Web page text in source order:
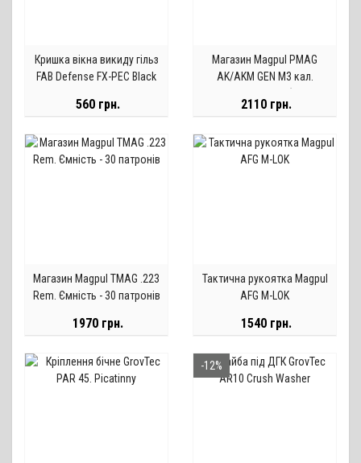
Кришка вікна викиду гільз
FAB Defense FX-PEC Black
560 грн.
Магазин Magpul PMAG
AK/AKM GEN M3 кал.
2110 грн.
Магазин Magpul TMAG .223
Rem. Ємність - 30 патронів
1970 грн.
Тактична рукоятка Magpul
AFG M-LOK
1540 грн.
-12%